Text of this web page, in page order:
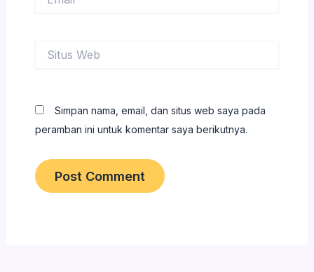
Web
Simpan nama, email, dan situs web saya pada
peramban ini untuk komentar saya berikutnya.